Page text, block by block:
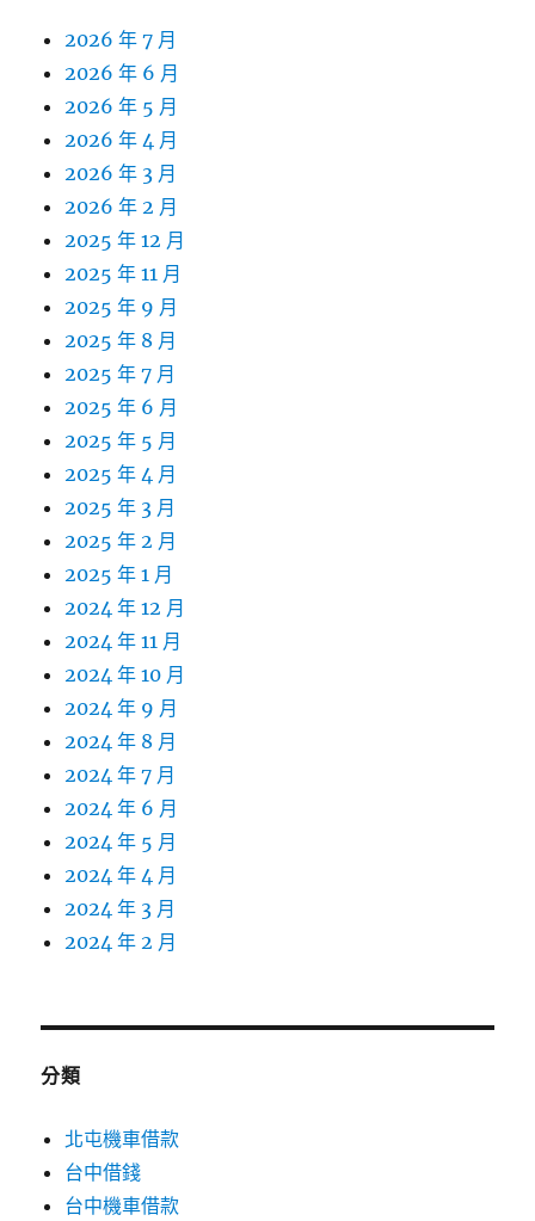
2026 年 7 月
2026 年 6 月
2026 年 5 月
2026 年 4 月
2026 年 3 月
2026 年 2 月
2025 年 12 月
2025 年 11 月
2025 年 9 月
2025 年 8 月
2025 年 7 月
2025 年 6 月
2025 年 5 月
2025 年 4 月
2025 年 3 月
2025 年 2 月
2025 年 1 月
2024 年 12 月
2024 年 11 月
2024 年 10 月
2024 年 9 月
2024 年 8 月
2024 年 7 月
2024 年 6 月
2024 年 5 月
2024 年 4 月
2024 年 3 月
2024 年 2 月
分類
北屯機車借款
台中借錢
台中機車借款